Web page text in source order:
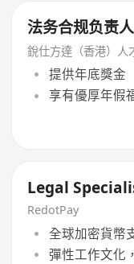
法务合规负责人
銳仕方達（香港）人
提供年底獎金
享有優厚年假
Legal
RedotPay
全球加密貨幣
彈性工作文化